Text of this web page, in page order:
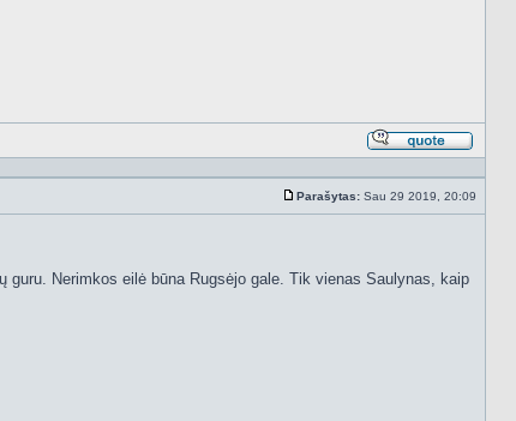
Atsakyti
Standartinė
Parašytas: Sau 29 2019, 20:09
Nerimkos eilė būna Rugsėjo gale. Tik vienas Saulynas, kaip